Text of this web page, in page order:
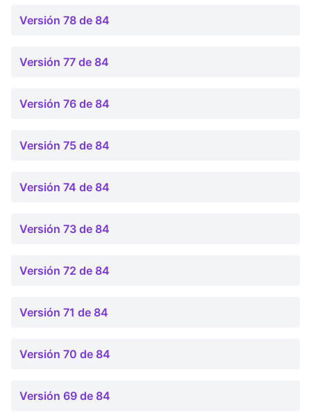
Versión 78 de 84
Versión 77 de 84
Versión 76 de 84
Versión 75 de 84
Versión 74 de 84
Versión 73 de 84
Versión 72 de 84
Versión 71 de 84
Versión 70 de 84
Versión 69 de 84